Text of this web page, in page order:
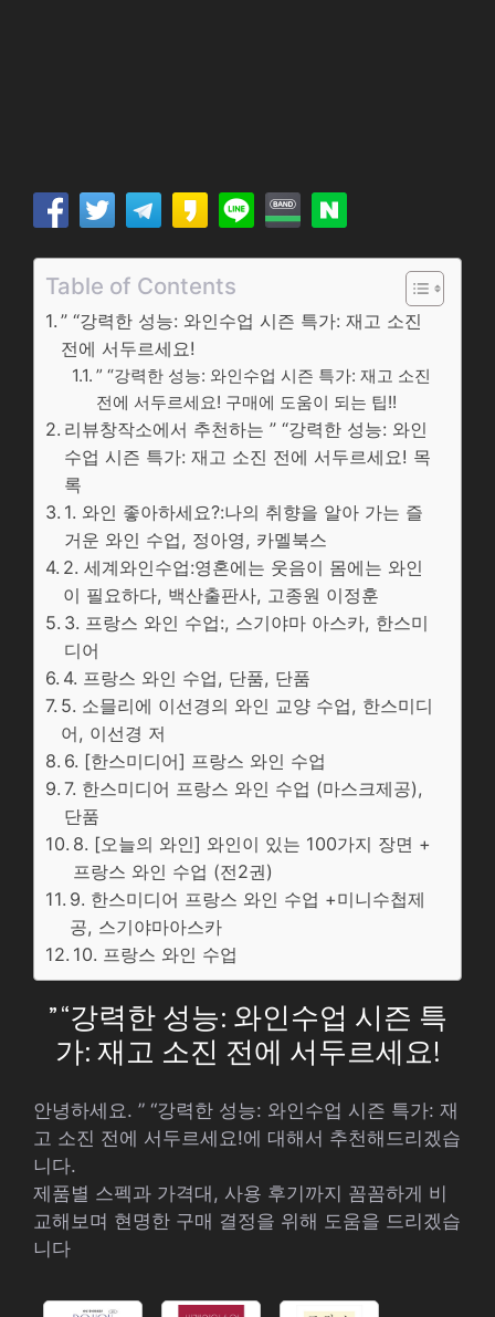
Table of Contents
” “강력한 성능: 와인수업 시즌 특가: 재고 소진
전에 서두르세요!
” “강력한 성능: 와인수업 시즌 특가: 재고 소진
전에 서두르세요! 구매에 도움이 되는 팁!!
리뷰창작소에서 추천하는 ” “강력한 성능: 와인
수업 시즌 특가: 재고 소진 전에 서두르세요! 목
록
1. 와인 좋아하세요?:나의 취향을 알아 가는 즐
거운 와인 수업, 정아영, 카멜북스
2. 세계와인수업:영혼에는 웃음이 몸에는 와인
이 필요하다, 백산출판사, 고종원 이정훈
3. 프랑스 와인 수업:, 스기야마 아스카, 한스미
디어
4. 프랑스 와인 수업, 단품, 단품
5. 소믈리에 이선경의 와인 교양 수업, 한스미디
어, 이선경 저
6. [한스미디어] 프랑스 와인 수업
7. 한스미디어 프랑스 와인 수업 (마스크제공),
단품
8. [오늘의 와인] 와인이 있는 100가지 장면 +
프랑스 와인 수업 (전2권)
9. 한스미디어 프랑스 와인 수업 +미니수첩제
공, 스기야마아스카
10. 프랑스 와인 수업
” “강력한 성능: 와인수업 시즌 특
가: 재고 소진 전에 서두르세요!
안녕하세요. ” “강력한 성능: 와인수업 시즌 특가: 재
고 소진 전에 서두르세요!에 대해서 추천해드리겠습
니다.
제품별 스펙과 가격대, 사용 후기까지 꼼꼼하게 비
교해보며 현명한 구매 결정을 위해 도움을 드리겠습
니다